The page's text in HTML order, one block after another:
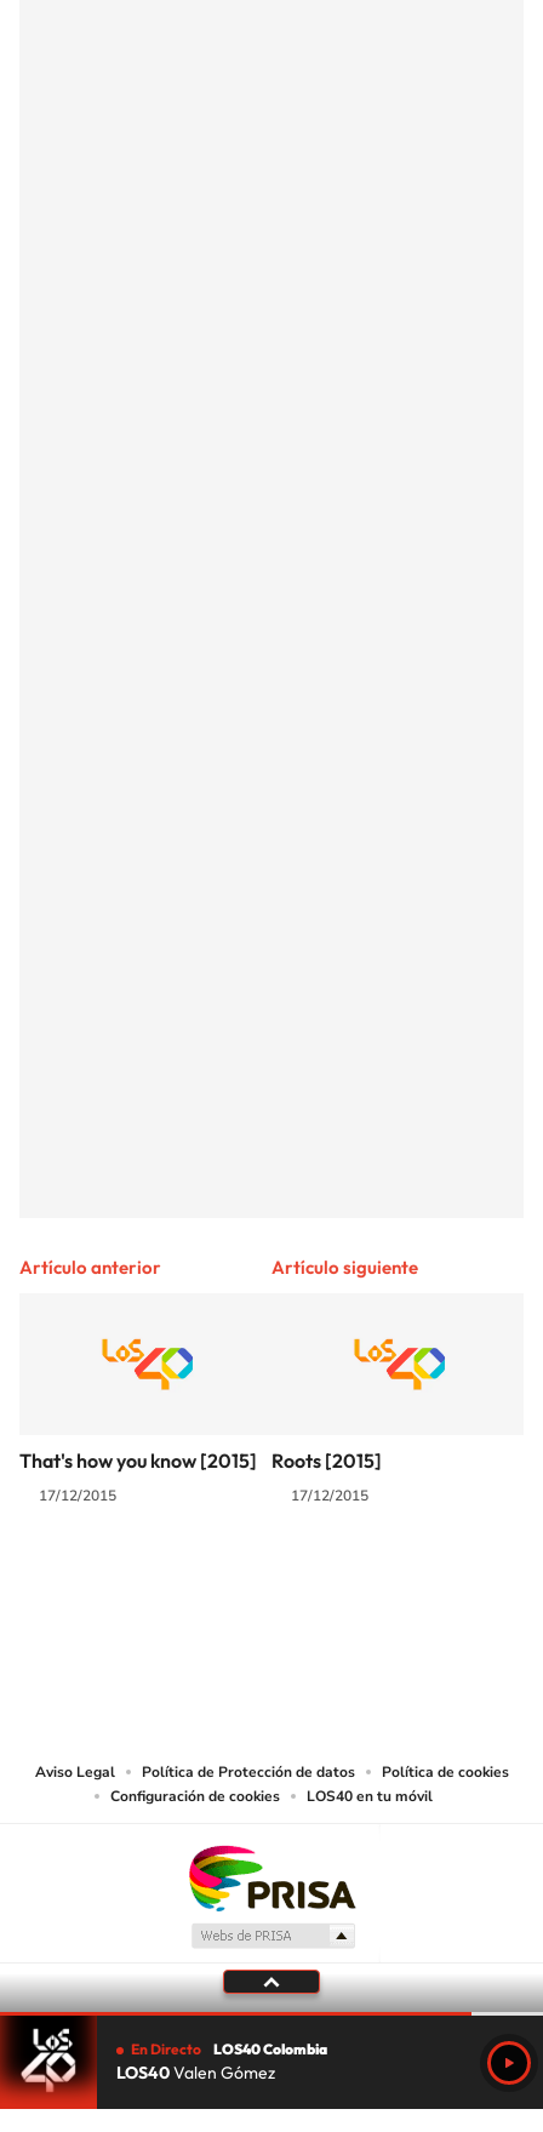
Artículo anterior
That's how you know [2015]
17/12/2015
Artículo siguiente
Roots [2015]
17/12/2015
Aviso Legal Política de Protección de datos
Política de cookies
Configuración de cookies
LOS40 en tu móvil
En Directo LOS40 Colombia
LOS40Valen Gómez